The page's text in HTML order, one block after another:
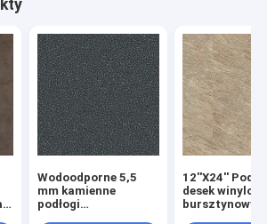
Wodoodporne 5,5
mm kamienne
podłogi
12''X24''
desek
bursztynowym